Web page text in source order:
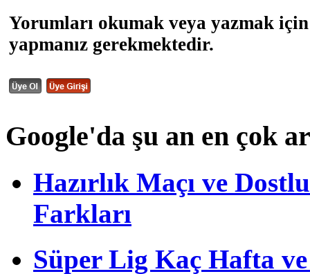
Yorumları okumak veya yazmak
yapmanız gerekmektedir.
Google'da şu an en çok
Hazırlık Maçı ve
Farkları
Süper Lig Kaç Hafta